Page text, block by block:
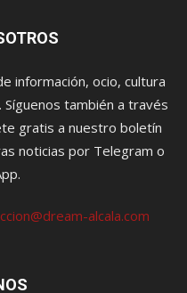
información, ocio, cultura
también a través
gratis a nuestro boletín
noticias por Telegram o
alcala.com